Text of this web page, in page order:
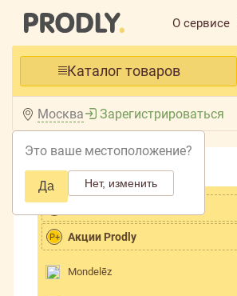
О сервисе
Каталог товаров
Москва
Это ваше местоположение?
Да Нет, изменить
Зарегистрироваться
Главная /Каталог /
P+ Акции Prodly
Mondelēz